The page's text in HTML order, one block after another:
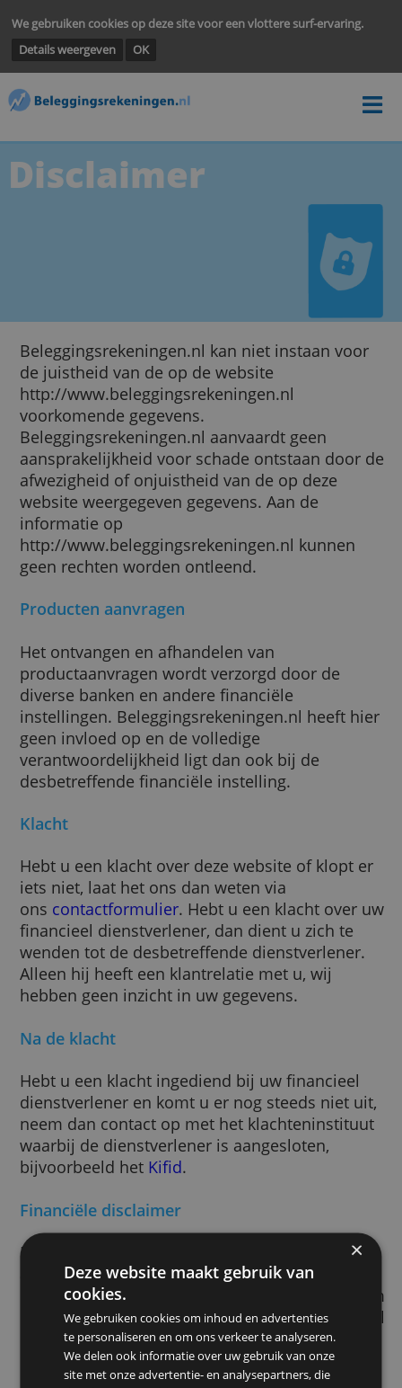
We gebruiken cookies op deze site voor een vlottere surf-
Details weergeven
Disclaimer
Beleggingsrekeningen.nl kan niet instaan
de juistheid van de op de website
http://www.beleggingsrekeningen.nl
voorkomende gegevens.
Beleggingsrekeningen.nl aanvaardt geen
aansprakelijkheid voor schade ontstaan
afwezigheid of onjuistheid van de op deze
website weergegeven gegevens. Aan de
http://www.beleggingsrekeningen.nl
geen rechten worden ontleend.
Producten aanvragen
Het ontvangen en afhandelen van
productaanvragen wordt verzorgd door de
diverse banken en andere financiële
instellingen. Beleggingsrekeningen.nl heeft
verantwoordelijkheid ligt dan ook bij de
desbetreffende financiële instelling.
Klacht
Hebt u een klacht over deze website of
iets niet, laat het ons dan weten via
onscontactformulier
wenden tot de desbetreffende
Alleen hij heeft een klantrelatie met u, wij
hebben geen inzicht in uw gegevens.
Na de klacht
Hebt u een klacht ingediend bij uw
dienstverlener en komt u er nog steeds niet
neem dan contact op met het
waarbij de dienstverlener is aangesloten,
bijvoorbeeld hetKifid.
Financiële disclaimer